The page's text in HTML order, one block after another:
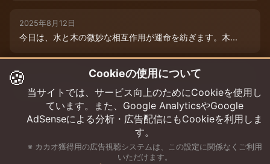
2025年8月12日
今日は、水と木の微妙な相互作用が運命を紡ぎます。木...
2025年8月12日
今日は、情熱的な炎のエネルギーと柔軟な木のしなやか...
🍪 Cookieの使用について
当サイトでは、サービス向上のためにCookieを使用し
ています。また、Google AnalyticsやGoogle
AdSenseによる分析・広告配信にもCookieを利用しま
す。
※ カカオ獲得用の広告視聴システムは、この設定に関係なくご利用
いただけます。